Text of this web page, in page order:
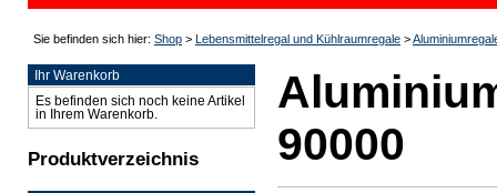
nicht
Sie befinden sich hier: Shop > Lebensmittelregal und Kühlraumregale >
Ihr Warenkorb
Es befinden sich noch keine Artikel
in Ihrem Warenkorb.
Produktverzeichnis
90000